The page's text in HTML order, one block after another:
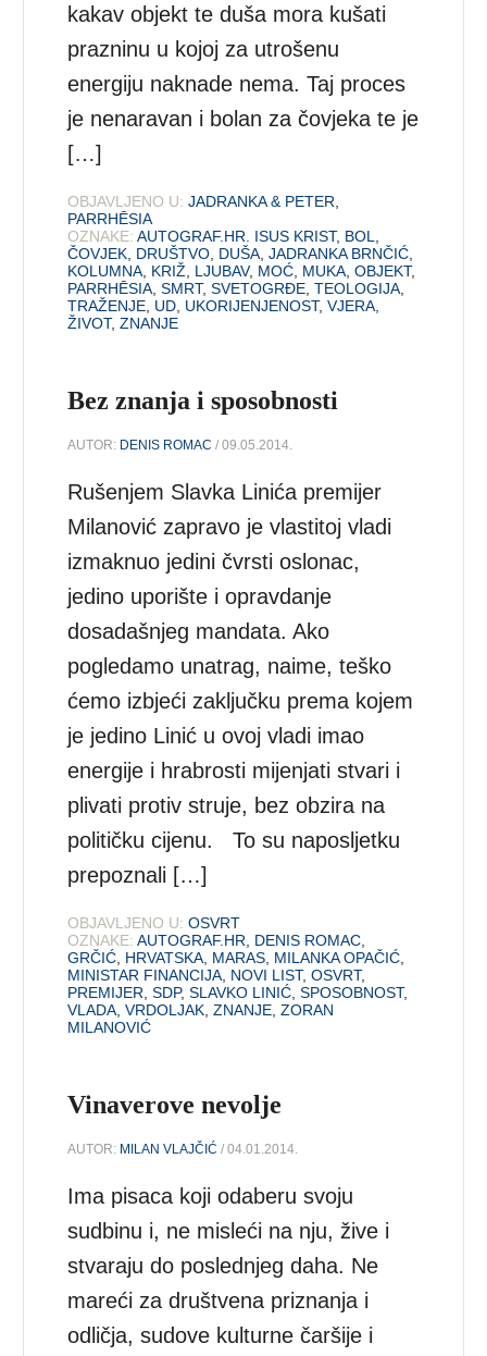
kakav objekt te duša mora kušati
prazninu u kojoj za utrošenu
energiju naknade nema. Taj proces
je nenaravan i bolan za čovjeka te je
[…]
OBJAVLJENO U: JADRANKA & PETER
PARRHĒSIA
OZNAKE: AUTOGRAF.HR. ISUS KRIST, BOL
ČOVJEK DRUŠTVO DUŠA ,JADRANKA BRNČIĆ
KOLUMNA KRIŽ LJUBAV, MOĆ MUKA ,OBJEKT,
PARRHĒSIA ,SMRT,SVETOGRĐE ,TEOLOGIJA
TRAŽENJE UD UKORIJENJENOST,VJERA
ŽIVOT,ZNANJE
Bez znanja i sposobnosti
AUTOR: DENIS ROMAC / 09.05.2014.
Rušenjem Slavka Linića premijer
Milanović zapravo je vlastitoj vladi
izmaknuo jedini čvrsti oslonac,
jedino uporište i opravdanje
dosadašnjeg mandata. Ako
pogledamo unatrag, naime, teško
ćemo izbjeći zaključku prema kojem
je jedino Linić u ovoj vladi imao
energije i hrabrosti mijenjati stvari i
plivati protiv struje, bez obzira na
političku cijenu. To su naposljetku
prepoznali […]
OBJAVLJENO U: OSVRT
OZNAKE: AUTOGRAF.HR DENIS ROMAC
GRČIĆ HRVATSKA MARAS MILANKA OPAČIĆ
MINISTAR FINANCIJA NOVI LIST,OSVRT,
PREMIJER ,SDP,SLAVKO LINIĆ ,SPOSOBNOST,
VLADA ,VRDOLJAK ,ZNANJE ,ZORAN
MILANOVIĆ
Vinaverove nevolje
AUTOR: MILAN VLAJČIĆ / 04.01.2014.
Ima pisaca koji odaberu svoju
sudbinu i, ne misleći na nju, žive i
stvaraju do poslednjeg daha. Ne
mareći za društvena priznanja i
odličja, sudove kulturne čaršije i